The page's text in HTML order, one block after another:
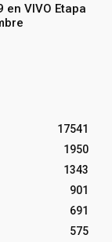
en VIVO Etapa
17541
1950
1343
901
691
575